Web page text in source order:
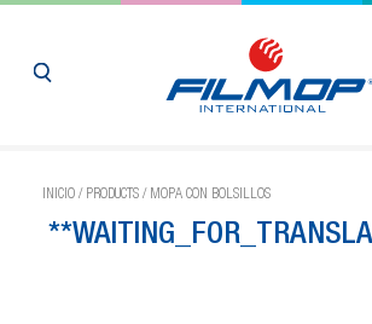
INICIO / PRODUCTS / MOPA CON BOLSILLOS